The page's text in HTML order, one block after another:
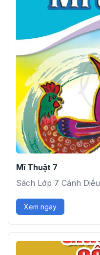
Mĩ Thuật 7
Sách Lớp 7 Cánh Diều
Xem ngay